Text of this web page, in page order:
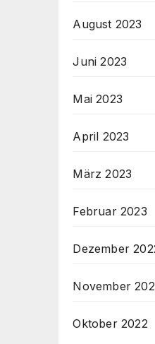
August 2023
Juni 2023
Mai 2023
April 2023
März 2023
Februar 2023
Dezember
November
Oktober 2022